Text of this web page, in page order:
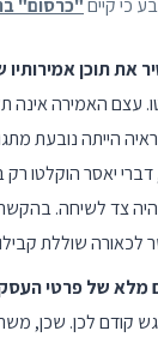
"כרסום"
את תוכן
עצם האמירה אינה
הייתה נובעת
יאסר הוקלטו
צד לשיחה. בהקשר
לכאורה שוללת
מלא של פרטי